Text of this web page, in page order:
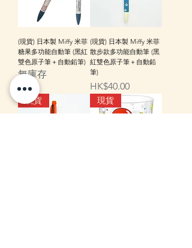
(現貨) 日本製 Miffy 米菲
糖果多功能自動筆 (黑紅
雙色原子筆＋自動鉛筆)
無庫存
(現貨) 日本製 Miffy 米菲
散步款多功能自動筆 (黑
紅雙色原子筆＋自動鉛
筆)
價格
HK$40.00
現貨 現貨